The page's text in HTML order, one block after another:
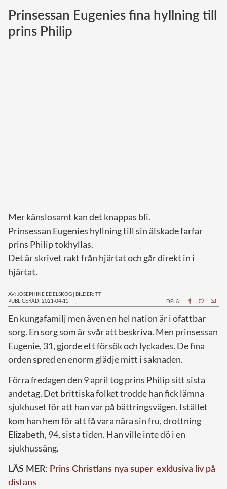
Norska kungahuset
Prinsessan Eugenies fina hyllning till
prins Philip
Mer känslosamt kan det knappas bli.
Prinsessan Eugenies hyllning till sin älskade farfar
prins Philip tokhyllas.
Det är skrivet rakt från hjärtat och går direkt in i
hjärtat.
AV: JOSEPHINE EDELSKOG | BILDER: TT
PUBLICERAD: 2021-04-15
DELA:
En kungafamilj men även en hel nation är i ofattbar
sorg. En sorg som är svår att beskriva. Men prinsessan
Eugenie, 31, gjorde ett försök och lyckades. De fina
orden spred en enorm glädje mitt i saknaden.
Förra fredagen den 9 april tog prins Philip sitt sista
andetag. Det brittiska folket trodde han fick lämna
sjukhuset för att han var på bättringsvägen. Istället
kom han hem för att få vara nära sin fru, drottning
Elizabeth, 94, sista tiden. Han ville inte dö i en
sjukhussäng.
LÄS MER: Prins Christians nya super-exklusiva liv på
distans